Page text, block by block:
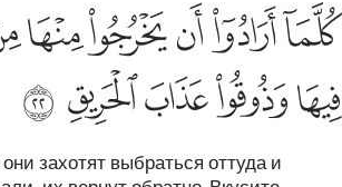
كلما ارادوا ان يخرجوا منها من غم اعيدوا فيها
كُلَّمَآ أَرَادُوٓا۟ أَن يَخْرُجُوا۟ مِنْهَا مِنْ غَمٍّ
ﲯﲰﲱﲲﲳ
ﲷﲸﲹﲺ ﲻ
захотят выбраться оттуда и